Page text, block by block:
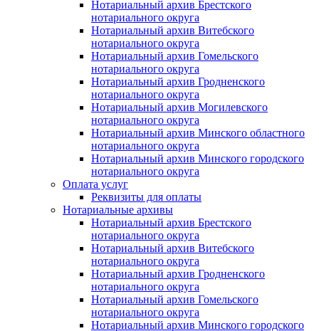
Нотариальный архив Брестского
нотариального округа
Нотариальный архив Витебского
нотариального округа
Нотариальный архив Гомельского
нотариального округа
Нотариальный архив Гродненского
нотариального округа
Нотариальный архив Могилевского
нотариального округа
Нотариальный архив Минского областного
нотариального округа
Нотариальный архив Минского городского
нотариального округа
Оплата услуг
Реквизиты для оплаты
Нотариальные архивы
Нотариальный архив Брестского
нотариального округа
Нотариальный архив Витебского
нотариального округа
Нотариальный архив Гродненского
нотариального округа
Нотариальный архив Гомельского
нотариального округа
Нотариальный архив Минского городского